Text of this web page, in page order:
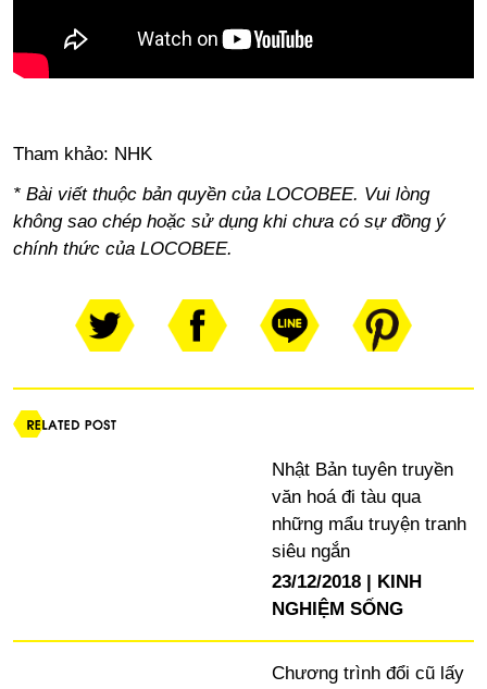
Tham khảo: NHK
* Bài viết thuộc bản quyền của LOCOBEE. Vui lòng
không sao chép hoặc sử dụng khi chưa có sự đồng ý
chính thức của LOCOBEE.
Nhật Bản tuyên truyền
văn hoá đi tàu qua
những mẩu truyện tranh
siêu ngắn
23/12/2018
KINH
NGHIỆM SỐNG
Chương trình đổi cũ lấy